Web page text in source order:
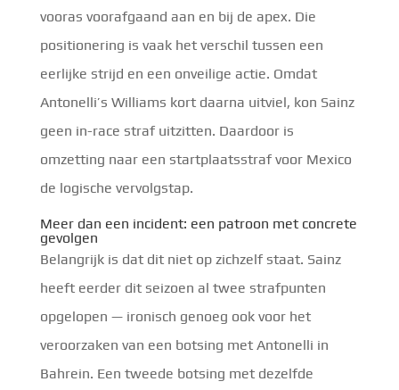
vooras voorafgaand aan en bij de apex. Die
positionering is vaak het verschil tussen een
eerlijke strijd en een onveilige actie. Omdat
Antonelli’s Williams kort daarna uitviel, kon Sainz
geen in-race straf uitzitten. Daardoor is
omzetting naar een startplaatsstraf voor Mexico
de logische vervolgstap.
Meer dan een incident: een patroon met concrete
gevolgen
Belangrijk is dat dit niet op zichzelf staat. Sainz
heeft eerder dit seizoen al twee strafpunten
opgelopen — ironisch genoeg ook voor het
veroorzaken van een botsing met Antonelli in
Bahrein. Een tweede botsing met dezelfde